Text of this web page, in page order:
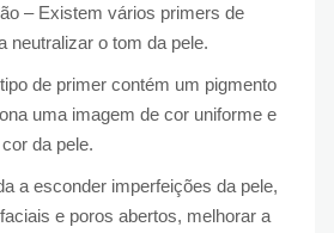
– Existem vários primers de
neutralizar o tom da pele.
de primer contém um pigmento
uma imagem de cor uniforme e
da pele.
a esconder imperfeições da pele,
e poros abertos, melhorar a